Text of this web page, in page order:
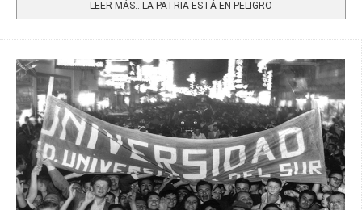
LEER MÁS…LA PATRIA ESTÁ EN PELIGRO